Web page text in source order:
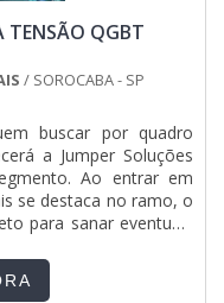
TENSÃO QGBT
/ SOROCABA - SP
buscar por quadro
a Jumper Soluções
Ao entrar em
se destaca no ramo, o
para sanar eventuais
a Jumper Soluções
e diversas opções